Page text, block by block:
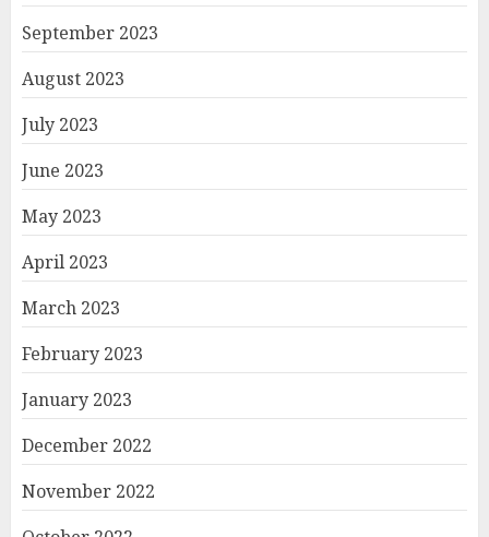
September 2023
August 2023
July 2023
June 2023
May 2023
April 2023
March 2023
February 2023
January 2023
December 2022
November 2022